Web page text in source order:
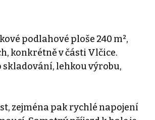
podlahové ploše 240 m²,
konkrétně v části Vlčice.
lehkou výrobu,
zejména pak rychlé napojení